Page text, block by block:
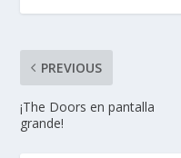
PREVIOUS
¡The Doors en pantalla
grande!